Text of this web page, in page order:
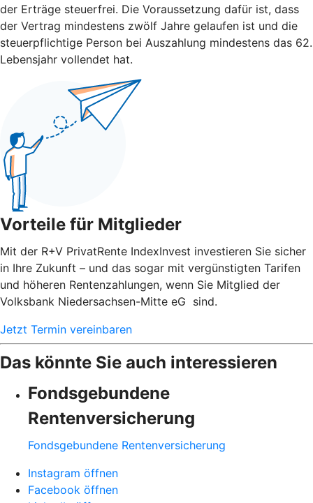
der Erträge steuerfrei. Die Voraussetzung dafür ist, dass
der Vertrag mindestens zwölf Jahre gelaufen ist und die
steuerpflichtige Person bei Auszahlung mindestens das 62.
Lebensjahr vollendet hat.
Vorteile für Mitglieder
Mit der R+V PrivatRente IndexInvest investieren Sie sicher
in Ihre Zukunft – und das sogar mit vergünstigten Tarifen
und höheren Rentenzahlungen, wenn Sie Mitglied der
Volksbank Niedersachsen-Mitte eG sind.
Jetzt Termin vereinbaren
Das könnte Sie auch interessieren
Fondsgebundene
Rentenversicherung
Fondsgebundene Rentenversicherung
Instagram öffnen
Facebook öffnen